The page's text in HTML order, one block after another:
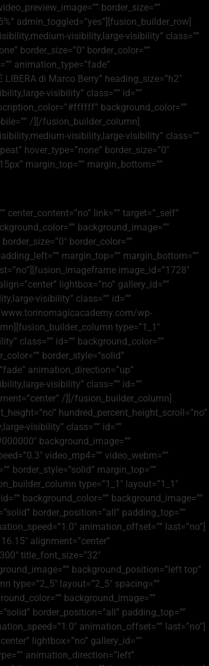
border_size=””
admin_toggled=”yes”][fusion_builder_row]
visibility,large-visibility” class=””
border_size=”0″ border_color=””
animation_type=”fade”
di Marco Berry” heading_size=”h2″
visibility” class=”” id=””
background_color=””
/][/fusion_builder_column]
visibility,large-visibility” class=””
hover_type=”none” border_size=”0″
margin_top=”” margin_bottom=””
link=”” target=”_self”
background_image=””
border_color=””
margin_top=”” margin_bottom=””
image_id=”1728″
lightbox=”no” gallery_id=””
visibility” class=”” id=””
www.torinomagicacademy.com/wp-
type=”1_1″
class=”” id=”” background_color=””
border_style=”solid”
animation_direction=”up”
visibility” class=”” id=””
/][/fusion_builder_column]
hundred_percent_height_scroll=”no”
visibility” class=”” id=””
background_image=””
video_mp4=”” video_webm=””
border_style=”solid” margin_top=””
type=”1_1″ layout=”1_1″
background_color=”” background_image=””
border_position=”all” padding_top=””
animation_offset=”” last=”no”]
alignment=”center”
title_font_size=”32″
background_position=”left top”
type=”2_5″ layout=”2_5″ spacing=””
background_image=””
border_position=”all” padding_top=””
animation_offset=”” last=”no”]
lightbox=”no” gallery_id=””
animation_direction=”left”